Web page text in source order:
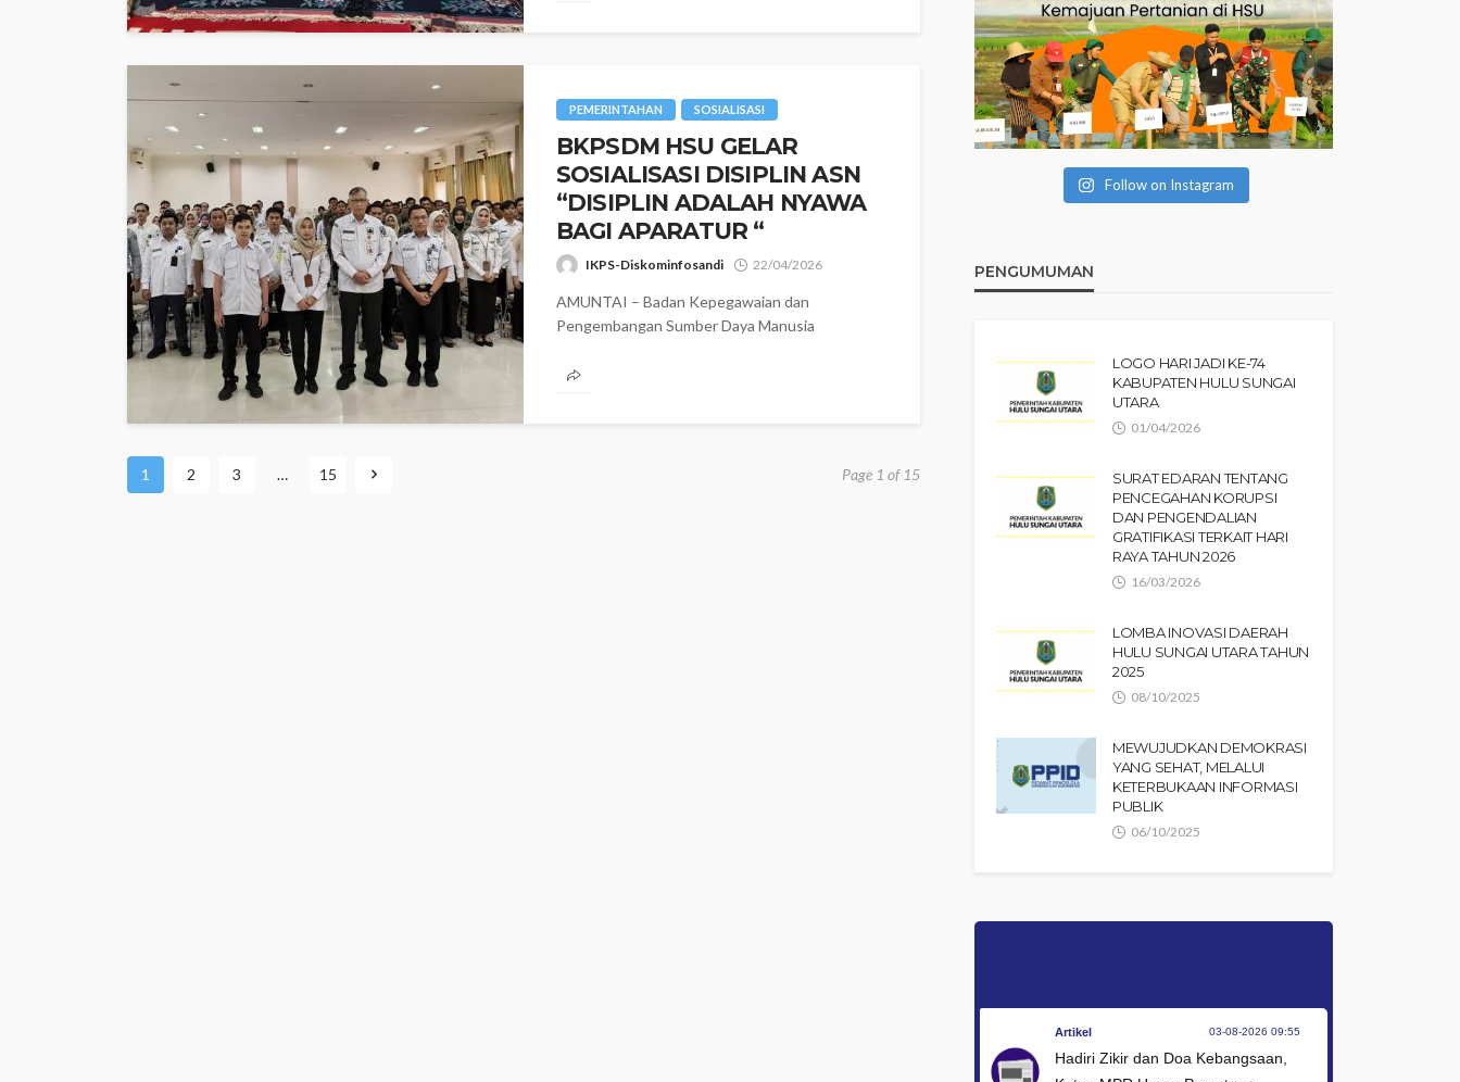
PEMERINTAHAN SOSIALISASI
‎​BKPSDM HSU GELAR
SOSIALISASI DISIPLIN ASN
“DISIPLIN ADALAH NYAWA
BAGI APARATUR “
IKPS-Diskominfosandi 22/04/2026
AMUNTAI – Badan Kepegawaian dan
Pengembangan Sumber Daya Manusia
menggelar kegiatan Sosialisasi Disiplin Aparatur...
1 2 3 … 15 Page 1 of 15
Follow on Instagram
PENGUMUMAN
LOGO HARI JADI KE-74
KABUPATEN HULU SUNGAI
UTARA
01/04/2026
SURAT EDARAN TENTANG
PENCEGAHAN KORUPSI
DAN PENGENDALIAN
GRATIFIKASI TERKAIT HARI
RAYA TAHUN 2026
16/03/2026
LOMBA INOVASI DAERAH
HULU SUNGAI UTARA TAHUN
2025
08/10/2025
MEWUJUDKAN DEMOKRASI
YANG SEHAT, MELALUI
KETERBUKAAN INFORMASI
PUBLIK
06/10/2025
Artikel 03-08-2026 09:55
Hadiri Zikir dan Doa Kebangsaan,